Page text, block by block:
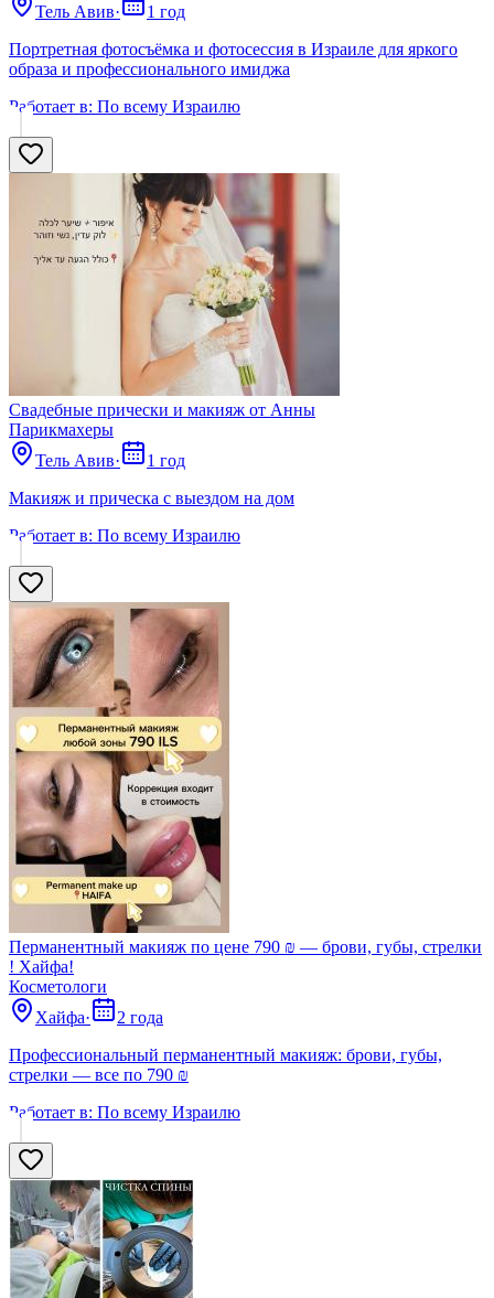
Тель Авив·
1 год
Портретная фотосъёмка и фотосессия в Израиле для яркого
образа и профессионального имиджа
Работает в: По всему Израилю
Свадебные прически и макияж от Анны
Парикмахеры
Тель Авив·
1 год
Макияж и прическа с выездом на дом
Работает в: По всему Израилю
Перманентный макияж по цене 790 ₪ — брови, губы, стрелки
! Хайфа!
Косметологи
Хайфа·
2 года
Профессиональный перманентный макияж: брови, губы,
стрелки — все по 790 ₪
Работает в: По всему Израилю